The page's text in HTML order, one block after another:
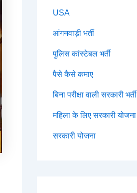
USA
आंगनवाड़ी भर्ती
पुलिस कांस्टेबल भर्ती
पैसे कैसे कमाए
बिना परीक्षा वाली सरकारी भर्ती
महिला के लिए सरकारी योजना
सरकारी योजना